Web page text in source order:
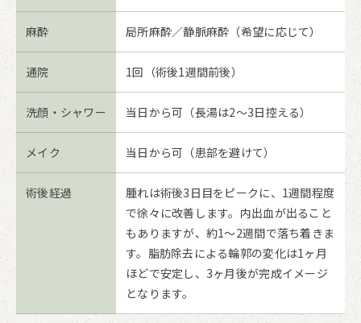
麻酔 局所麻酔／静脈麻酔（希望に応じて）
通院 1回（術後1週間前後）
洗顔・シャワー 当日から可（長湯は2〜3日控える）
メイク 当日から可（患部を避けて）
術後経過
腫れは術後3日目をピークに、1週間程度
で徐々に改善します。内出血が出ること
もありますが、約1〜2週間で落ち着きま
す。脂肪除去による輪郭の変化は1ヶ月
ほどで安定し、3ヶ月後が完成イメージ
となります。